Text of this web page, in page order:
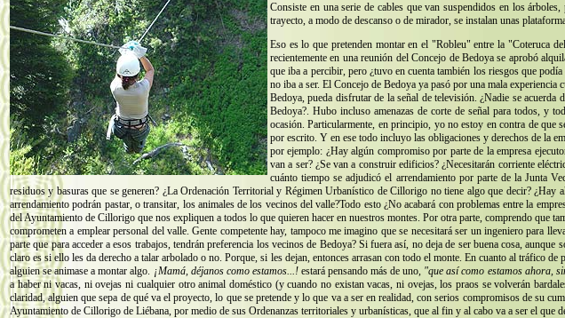
Consiste en una serie de cables que van suspendidos en los
trayecto, a modo de descanso o de mirador, se instalan unas
Eso es lo que pretenden montar en el "Robleu" entre la "Coteruca
recientemente en una reunión del Concejo de Bedoya se aprobó
que iba a percibir, pero ¿tuvo en cuenta también los riesgos que
no iba a ser. El Concejo de Bedoya ya pasó por una mala
Bedoya, pueda disfrutar de la señal de televisión. ¿Nadie se
Bedoya?. Hubo incluso amenazas de corte de señal para todos,
ocasión. Particularmente, en principio, yo no estoy en contra de
por escrito. Y en ese todo incluyo las obligaciones y derechos de la
por ejemplo: ¿Hay algún compromiso por parte de la empresa
van a ser? ¿Se van a construir edificios? ¿Necesitarán corriente
cuánto tiempo se adjudicó el arrendamiento por parte de la Junta
residuos y basuras que se generen? ¿La Ordenación Territorial y Régimen Urbanístico de Cillorigo no tiene algo que decir?
arrendamiento podrán pastar, o transitar, los animales de los vecinos del valle?Todo esto ¿No acabará con problemas entre la
del Ayuntamiento de Cillorigo que nos expliquen a todos lo que quieren hacer en nuestros montes. Por otra parte, comprendo que
comprometen a emplear personal del valle. Gente competente hay, tampoco me imagino que se necesitará ser un ingeniero para
parte que para acceder a esos trabajos, tendrán preferencia los vecinos de Bedoya? Si fuera así, no deja de ser buena cosa,
claro es si ello les da derecho a talar arbolado o no. Porque, si les dejan, entonces arrasan con todo el monte. En cuanto al tráfico
alguien se animase a montar algo. ¡Mamá, déjanos como estamos...!estará pensando más de uno, "que así como estamos ahora,
a haber ni vacas, ni ovejas ni cualquier otro animal doméstico (y cuando no existan vacas, ni ovejas, los praos se volverán
claridad, alguien que sepa de qué va el proyecto, lo que se pretende y lo que va a ser en realidad, con serios compromisos de su
Ayuntamiento de Cillorigo de Liébana, por medio de sus Ordenanzas territoriales y urbanísticas, que al fin y al cabo va a ser el que